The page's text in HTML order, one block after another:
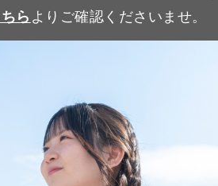
ら よりご確認くださいませ。